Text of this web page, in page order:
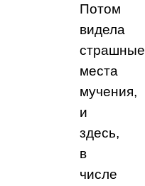
Потом
видела
страшные
места
мучения,
и
здесь,
в
числе